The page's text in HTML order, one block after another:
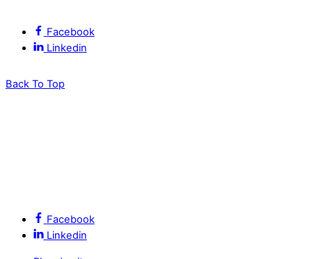
Facebook
Linkedin
Back To Top
Facebook
Linkedin